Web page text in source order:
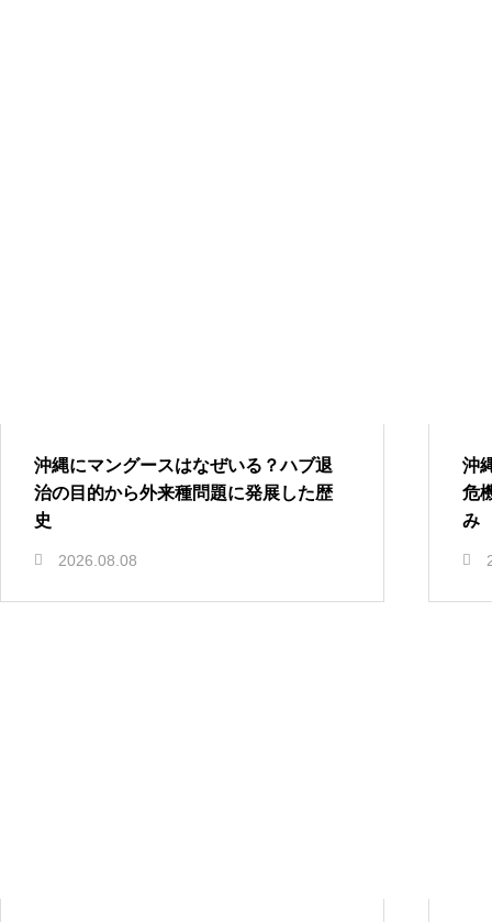
沖縄にマングースはなぜいる？ハブ退
治の目的から外来種問題に発展した歴
史
2026.08.08
沖
危
み